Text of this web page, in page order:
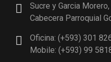
Sucre y Garcia Morero,
Cabecera Parroquial
Oficina: (+593) 301
Mobile: (+593) 99